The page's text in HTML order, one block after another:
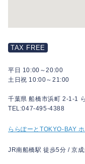
TAX FREE
平日 10:00～20:00
土日祝 10:00～21:00
千葉県 船橋市浜町 2-1-1
TEL:047-495-4388
ららぽーとTOKYO-BAY
JR南船橋駅 徒歩5分 / 京